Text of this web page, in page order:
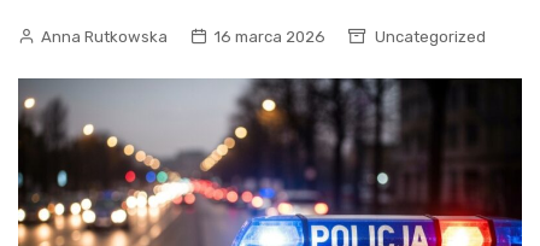
Anna Rutkowska 16 marca 2026 Uncategorized